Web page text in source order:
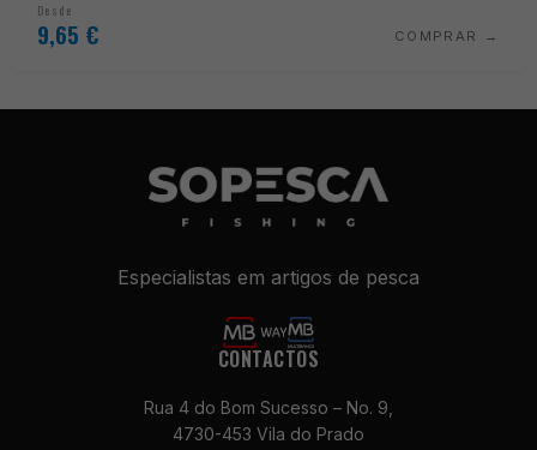
Desde
9,65 € COMPRAR
Especialistas em artigos de pesca
CONTACTOS
Rua 4 do Bom Sucesso – No. 9,
4730-453 Vila do Prado